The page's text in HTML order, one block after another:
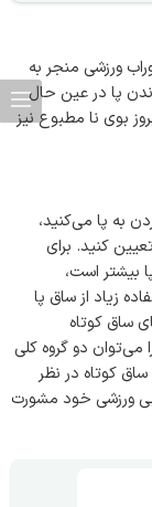
ورزشی منجر به
پا در عین حال
بوی نا مطبوع نیز
به پا می‌کنید،
کنید. برای
بیشتر است،
زیاد از ساق پا
ساق کوتاه
می‌توان دو گروه کلی
کوتاه در نظر
ورزشی خود مشورت